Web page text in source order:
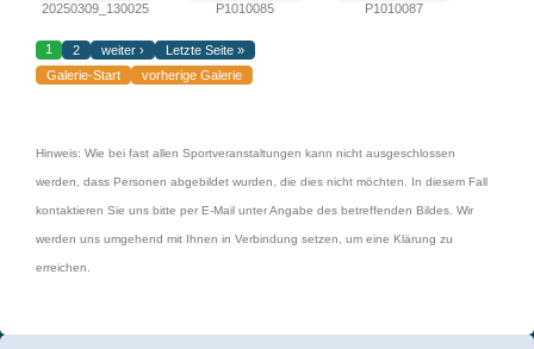
20250309_130025 P1010085 P1010087
1 2 weiter ›
Letzte Seite »
Galerie-Start
vorherige Galerie
Hinweis: Wie bei fast allen Sportveranstaltungen kann nicht ausgeschlossen
werden, dass Personen abgebildet wurden, die dies nicht möchten. In diesem Fall
kontaktieren Sie uns bitte per E-Mail unter Angabe des betreffenden Bildes. Wir
werden uns umgehend mit Ihnen in Verbindung setzen, um eine Klärung zu
erreichen.